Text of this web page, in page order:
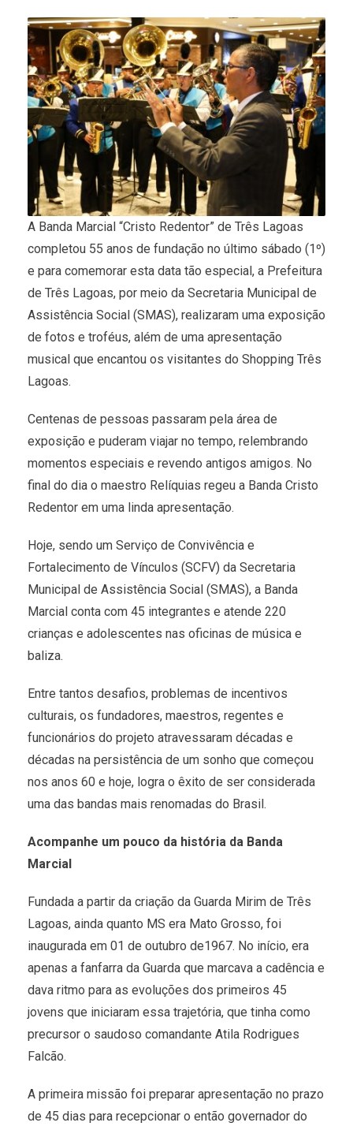
A Banda Marcial “Cristo Redentor” de Três Lagoas
completou 55 anos de fundação no último sábado (1º)
e para comemorar esta data tão especial, a Prefeitura
de Três Lagoas, por meio da Secretaria Municipal de
Assistência Social (SMAS), realizaram uma exposição
de fotos e troféus, além de uma apresentação
musical que encantou os visitantes do Shopping Três
Lagoas.
Centenas de pessoas passaram pela área de
exposição e puderam viajar no tempo, relembrando
momentos especiais e revendo antigos amigos. No
final do dia o maestro Relíquias regeu a Banda Cristo
Redentor em uma linda apresentação.
Hoje, sendo um Serviço de Convivência e
Fortalecimento de Vínculos (SCFV) da Secretaria
Municipal de Assistência Social (SMAS), a Banda
Marcial conta com 45 integrantes e atende 220
crianças e adolescentes nas oficinas de música e
baliza.
Entre tantos desafios, problemas de incentivos
culturais, os fundadores, maestros, regentes e
funcionários do projeto atravessaram décadas e
décadas na persistência de um sonho que começou
nos anos 60 e hoje, logra o êxito de ser considerada
uma das bandas mais renomadas do Brasil.
Acompanhe um pouco da história da Banda
Marcial
Fundada a partir da criação da Guarda Mirim de Três
Lagoas, ainda quanto MS era Mato Grosso, foi
inaugurada em 01 de outubro de1967. No início, era
apenas a fanfarra da Guarda que marcava a cadência e
dava ritmo para as evoluções dos primeiros 45
jovens que iniciaram essa trajetória, que tinha como
precursor o saudoso comandante Atila Rodrigues
Falcão.
A primeira missão foi preparar apresentação no prazo
de 45 dias para recepcionar o então governador do